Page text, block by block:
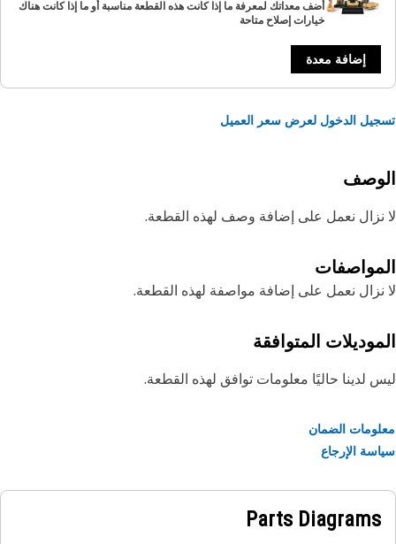
أضف معداتك لمعرفة ما إذا كانت هذه القطعة مناسبة أو ما إذا كانت هناك
خيارات إصلاح متاحة
إضافة معدة
الدخول لعرض سعر العميل
نزال نعمل على إضافة وصف لهذه القطعة.
نعمل على إضافة مواصفة لهذه القطعة.
المتوافقة
لدينا حاليًا معلومات توافق لهذه القطعة.
الضمان
الإرجاع
Parts Diagrams